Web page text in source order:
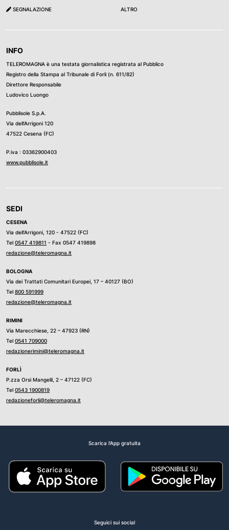
SEGNALAZIONE ALTRO
INFO
TELEROMAGNA è una testata giornalistica registrata al Pubblico
Registro della Stampa al Tribunale di Forli (n. 611/82)
Direttore Responsabile
Ludovico Luongo
Pubblisole S.p.A.
Via dell’Arrigoni 120
47522 Cesena (FC)
P.iva : 03362900403
www.pubblisole.it
SEDI
CESENA
Via dell’Arrigoni, 120 - 47522 (FC)
Tel 0547 419811 - Fax 0547 419898
redazione@teleromagna.it
BOLOGNA
Via dei Trattati Comunitari Europei, 17 – 40127 (BO)
Tel 800 591999
redazione@teleromagna.it
RIMINI
Via Marecchiese, 22 – 47923 (RN)
Tel 0541 709000
redazionerimini@teleromagna.it
FORLÌ
P.zza Orsi Mangelli, 2 – 47122 (FC)
Tel 0543 1900819
redazioneforli@teleromagna.it
Scarica l'App gratuita
Seguici sui social